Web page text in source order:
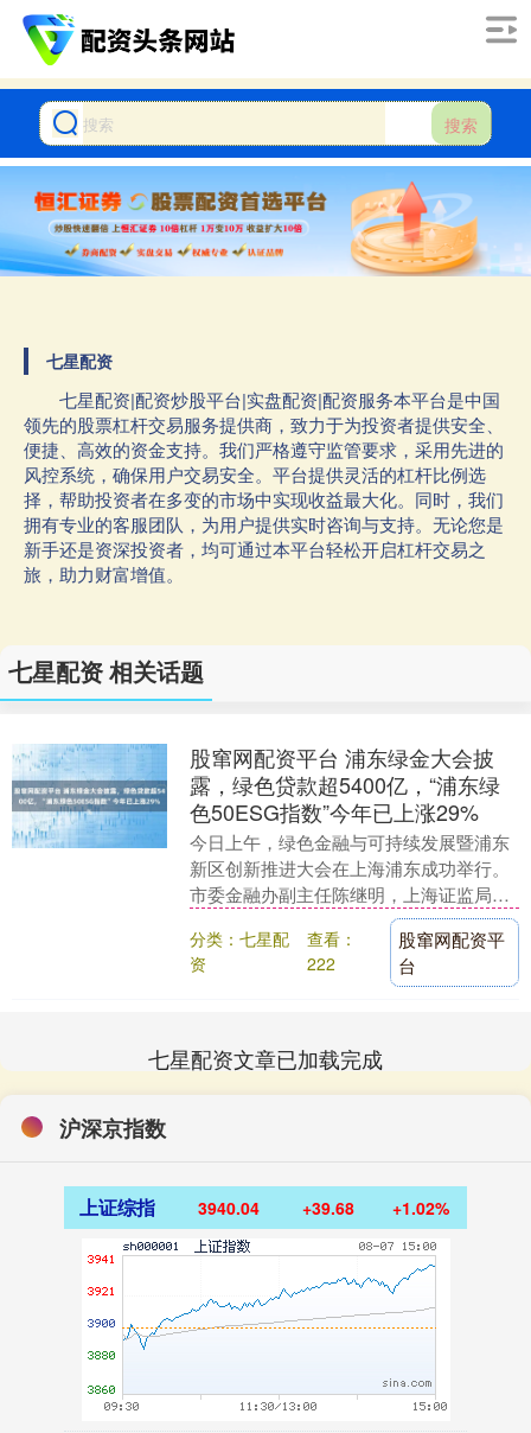
搜索
七星配资
七星配资|配资炒股平台|实盘配资|配资服务本平台是中国
领先的股票杠杆交易服务提供商，致力于为投资者提供安全、
便捷、高效的资金支持。我们严格遵守监管要求，采用先进的
风控系统，确保用户交易安全。平台提供灵活的杠杆比例选
择，帮助投资者在多变的市场中实现收益最大化。同时，我们
拥有专业的客服团队，为用户提供实时咨询与支持。无论您是
新手还是资深投资者，均可通过本平台轻松开启杠杆交易之
旅，助力财富增值。
七星配资 相关话题
股窜网配资平台 浦东绿金大会披
露，绿色贷款超5400亿，“浦东绿
色50ESG指数”今年已上涨29%
今日上午，绿色金融与可持续发展暨浦东
新区创新推进大会在上海浦东成功举行。
市委金融办副主任陈继明，上海证监局党
委委员、副局长王登勇，浦东新区副区
长、区委金融办主....
分类：七星配
资
查看：
222
股窜网配资平
台
七星配资文章已加载完成
沪深京指数
上证综指 3940.04 +39.68 +1.02%